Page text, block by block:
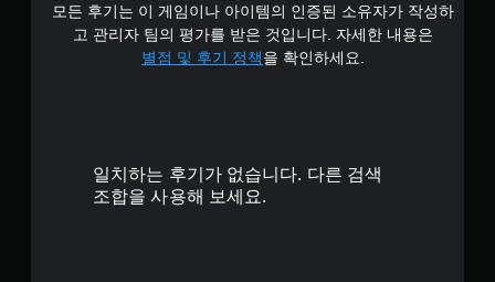
모든 후기는 이 게임이나 아이템의 인증된 소유자가 작성하
고 관리자 팀의 평가를 받은 것입니다. 자세한 내용은
별점 및 후기 정책을 확인하세요.
일치하는 후기가 없습니다. 다른 검색
조합을 사용해 보세요.